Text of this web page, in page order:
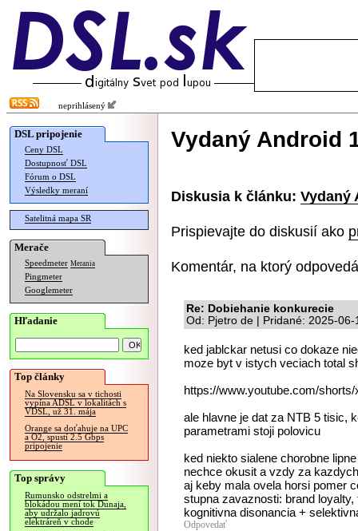
neprihlásený
DSL pripojenie
Ceny DSL
Dostupnosť DSL
Fórum o DSL
Výsledky meraní
Satelitná mapa SR
Merače
Speedmeter Merania
Pingmeter
Googlemeter
Hľadanie
Top články
Na Slovensku sa v tichosti
vypína ADSL v lokalitách s
VDSL, už 31. mája
Orange sa doťahuje na UPC
a O2, spustí 2.5 Gbps
pripojenie
Top správy
Rumunsko odstrelmi a
blokádou mení tok Dunaja,
aby udržalo jadrovú
elektráreň v chode
Vydaný Android
Diskusia k článku: Vydaný
Prispievajte do diskusií ako
Komentár, na ktorý
Re: Dobiehanie konkurecie
Od: Pjetro de | Pridané: 2025-06-
ked jablckar netusi co dokaze
moze byt v istych veciach total
https://www.youtube.com/
ale hlavne je dat za NTB 5 tisic,
parametrami stoji polovicu
ked niekto sialene chorobne
nechce okusit a vzdy za
aj keby mala ovela horsi pomer
stupna zavaznosti: brand
kognitivna disonancia +
Odpovedať